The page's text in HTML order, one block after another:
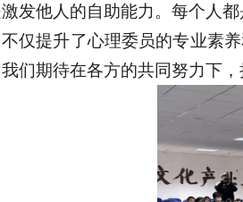
发他人的自助能力。每个人
仅提升了心理委员的专业素
们期待在各方的共同努力下